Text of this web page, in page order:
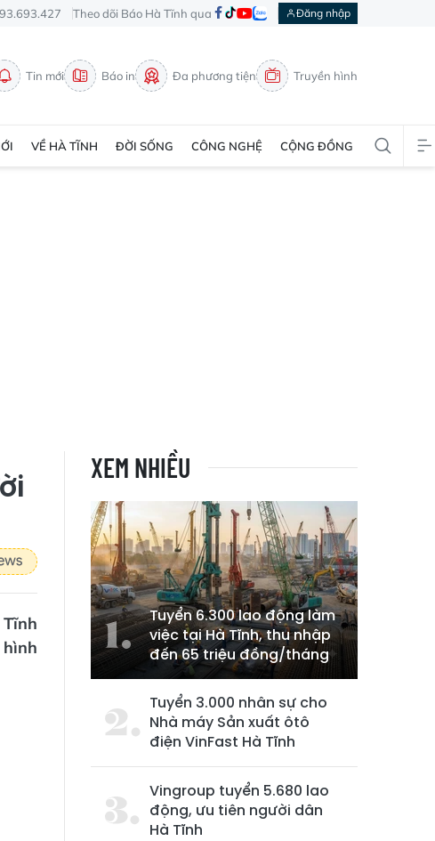
Theo dõi Báo Hà Tĩnh qua Đăng nhập
Tin mới Báo in Đa phương tiện Truyền hình
VỀ HÀ TĨNH ĐỜI SỐNG CÔNG NGHỆ CỘNG ĐỒNG
XEM NHIỀU
Tuyển 6.300 lao động làm
việc tại Hà Tĩnh, thu nhập
đến 65 triệu đồng/tháng
Tuyển 3.000 nhân sự cho
Nhà máy Sản xuất ôtô
điện VinFast Hà Tĩnh
Vingroup tuyển 5.680 lao
động, ưu tiên người dân
Hà Tĩnh